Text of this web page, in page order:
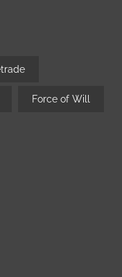
Force of Will